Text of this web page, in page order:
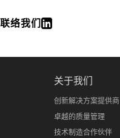
联络我们
关于我们
创新解决方案提供商
卓越的质量管理
技术制造合作伙伴